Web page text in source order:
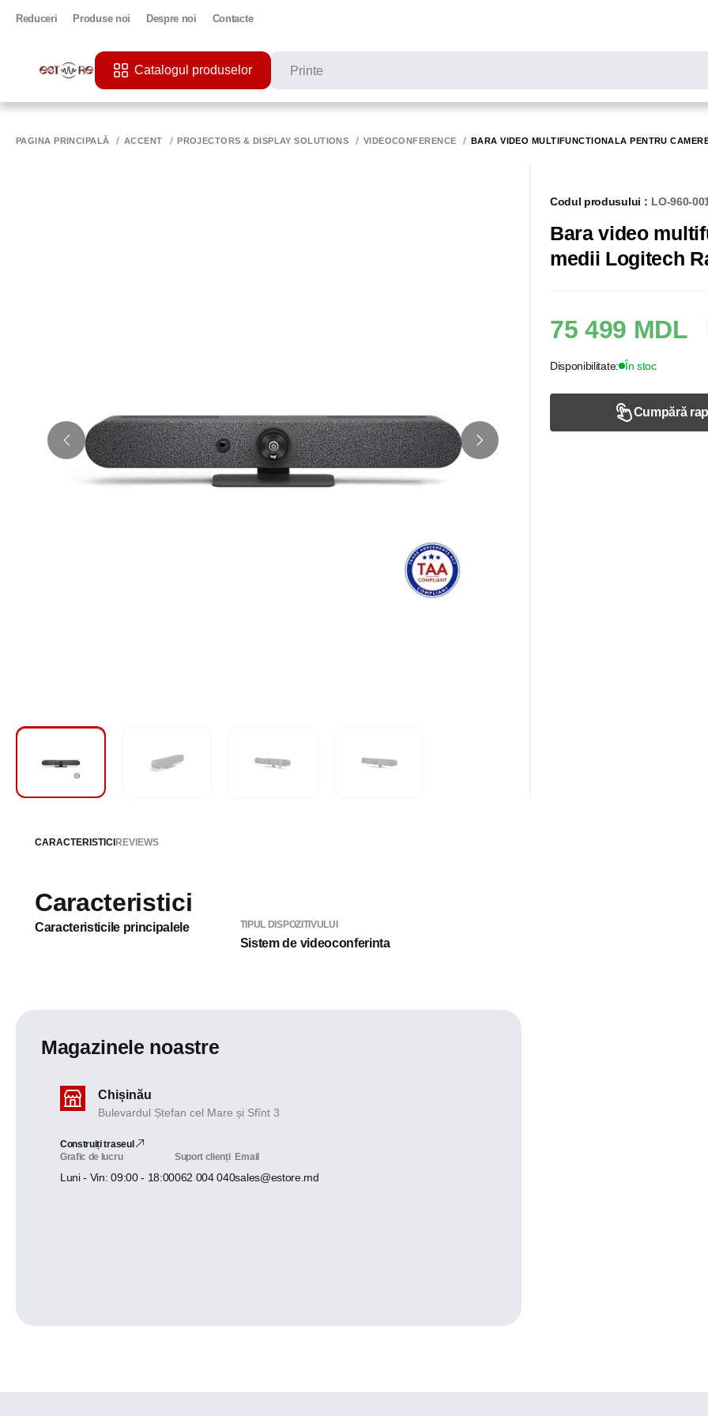
Reduceri Produse noi Despre noi Contacte
Catalogul produselor
PAGINA PRINCIPALĂ ACCENT PROJECTORS & DISPLAY SOLUTIONS VIDEOCONFERENCE BARA VIDEO MULTIFUNCTIONALA PENTRU
Codul produsului : LO-960-
Bara video
medii Logitech
75 499 MDL
Disponibilitate: În stoc
Cumpără
CARACTERISTICI REVIEWS
Caracteristici
Caracteristicile principalele TIPUL DISPOZITIVULUI
Sistem de videoconferinta
Magazinele noastre
Chișinău
Bulevardul Ștefan cel Mare și Sfînt 3
Construiți traseul
Grafic de lucru
Luni - Vin: 09:00 - 18:00
Suport clienți
062 004 040
Email
sales@estore.md